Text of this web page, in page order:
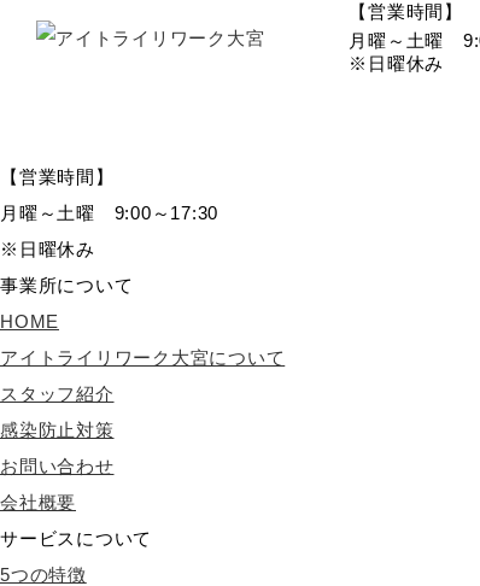
【営業時間】
月曜～土曜
※日曜休み
【営業時間】
月曜～土曜 9:00～17:30
※日曜休み
事業所について
HOME
アイトライリワーク大宮について
スタッフ紹介
感染防止対策
お問い合わせ
会社概要
サービスについて
5つの特徴